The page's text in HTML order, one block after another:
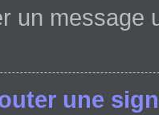
un message
une